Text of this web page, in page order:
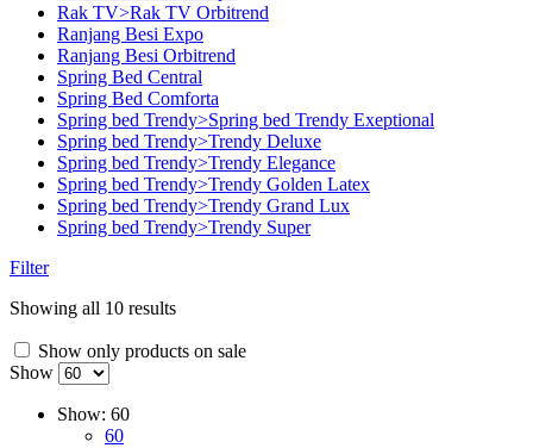
Rak TV>Rak TV Orbitrend
Ranjang Besi Expo
Ranjang Besi Orbitrend
Spring Bed Central
Spring Bed Comforta
Spring bed Trendy>Spring bed Trendy Exeptional
Spring bed Trendy>Trendy Deluxe
Spring bed Trendy>Trendy Elegance
Spring bed Trendy>Trendy Golden Latex
Spring bed Trendy>Trendy Grand Lux
Spring bed Trendy>Trendy Super
Filter
Showing all 10 results
Show only products on sale
Show
Show: 60
60